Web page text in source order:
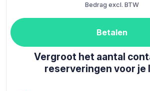
Bedrag excl. BTW
Betalen
Vergroot het aantal
reserveringen voor je